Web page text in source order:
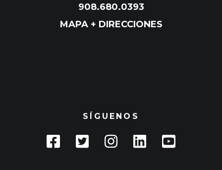
908.680.0393
MAPA + DIRECCIONES
SÍGUENOS